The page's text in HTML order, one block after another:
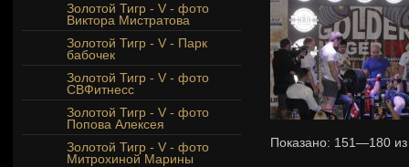
Золотой Тигр - V - фото
Виктора Мистратова
Золотой Тигр - V - Парк
бабочек
Золотой Тигр - V - фото
СВФитнесс
Золотой Тигр - V - фото
Попова Алексея
Золотой Тигр - V - фото
Митрохиной Марины
Показано: 151—180